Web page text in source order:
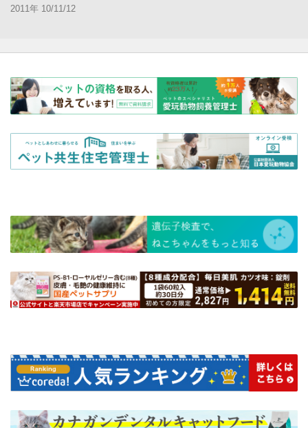
2011年 10/11/12